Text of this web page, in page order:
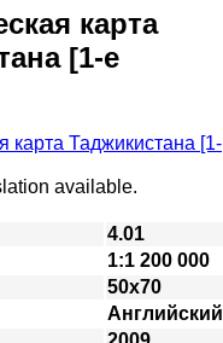
карта
[1-е
available.
4.01
1:1 200 000
50х70
Английский